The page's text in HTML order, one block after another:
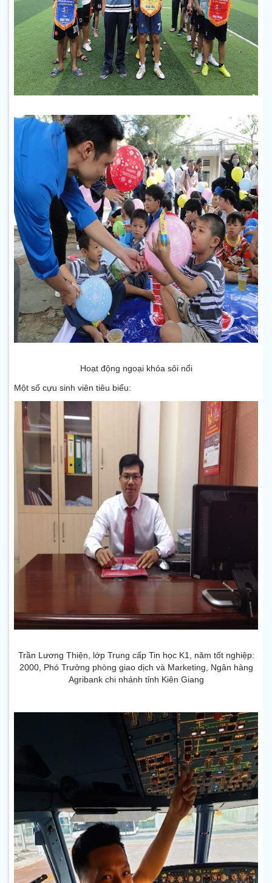
Hoạt động ngoại khóa sôi nổi
Một số cựu sinh viên tiêu biểu:
Trần Lương Thiện, lớp Trung cấp Tin học K1, năm tốt nghiệp:
2000, Phó Trưởng phòng giao dịch và Marketing, Ngân hàng
Agribank chi nhánh tỉnh Kiên Giang